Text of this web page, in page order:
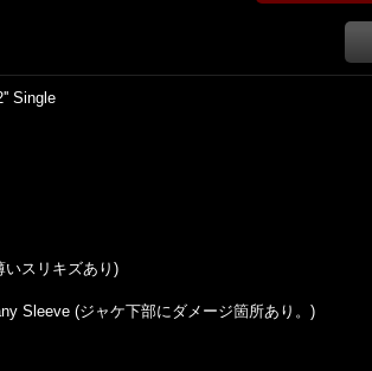
Single
いスリキズあり)
Sleeve (ジャケ下部にダメージ箇所あり。)